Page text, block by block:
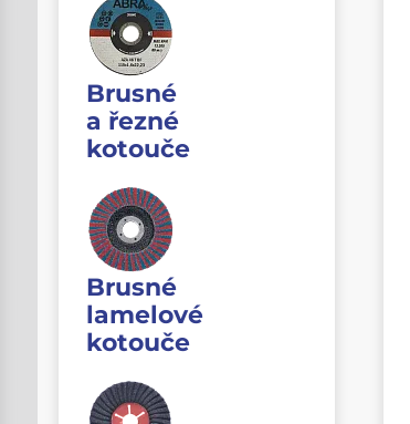
Brusné
a řezné
kotouče
Brusné
lamelové
kotouče